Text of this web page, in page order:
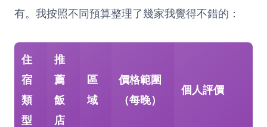
有。我按照不同預算整理了幾家我覺得不錯的：
住
宿
類
型
推
薦
飯
店
區
域
價格範圍
（每晚）
個人評價